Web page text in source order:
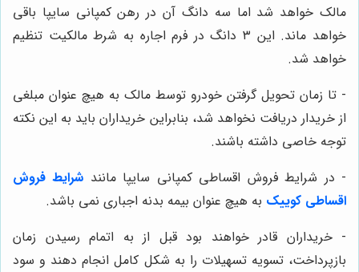
مالک خواهد شد اما سه دانگ آن در رهن کمپانی سایپا باقی
خواهد ماند. این ۳ دانگ در فرم اجاره به شرط مالکیت تنظیم
خواهد شد.
- تا زمان تحویل گرفتن خودرو توسط مالک به هیچ عنوان مبلغی
از خریدار دریافت نخواهد شد، بنابراین خریداران باید به این نکته
توجه خاصی داشته باشند.
- در شرایط فروش اقساطی کمپانی سایپا مانند شرایط فروش
اقساطی کوییک به هیچ عنوان بیمه بدنه اجباری نمی باشد.
- خریداران قادر خواهند بود قبل از به اتمام رسیدن زمان
بازپرداخت، تسویه تسهیلات را به شکل کامل انجام دهند و سود